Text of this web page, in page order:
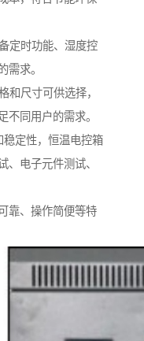
定时功能、湿度控
需求。
和尺寸可供选择，
不同用户的需求。
稳定性，恒温电控箱
、电子元件测试、
靠、操作简便等特